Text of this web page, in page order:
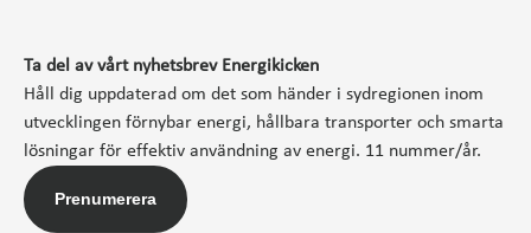
Ta del av vårt nyhetsbrev Energikicken
Håll dig uppdaterad om det som händer i sydregionen inom
utvecklingen förnybar energi, hållbara transporter och smarta
lösningar för effektiv användning av energi. 11 nummer/år.
Prenumerera